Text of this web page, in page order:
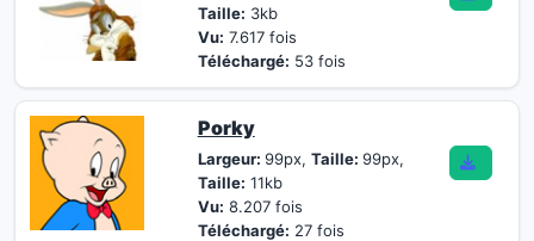
Taille: 3kb
Vu: 7.617 fois
Téléchargé: 53 fois
Porky
Largeur: 99px, Taille: 99px,
Taille: 11kb
Vu: 8.207 fois
Téléchargé: 27 fois